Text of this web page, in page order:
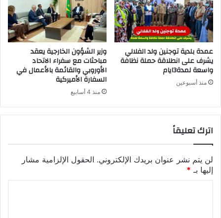
عمدة بلدية توجنين ولد الفلالي
يشرف على انطلاقة حملة نظافة
واسعة لمدة3ايام
منذ أسبوعين
وزير الشؤون الخارجية يعقد
مباحثات مع سفراء الاتحاد
الأوروبي والقائمة بالأعمال في
السفارة الأميركية
منذ 4 أسابيع
اترك تعليقاً
لن يتم نشر عنوان بريدك الإلكتروني. الحقول الإلزامية مشار
إليها بـ *